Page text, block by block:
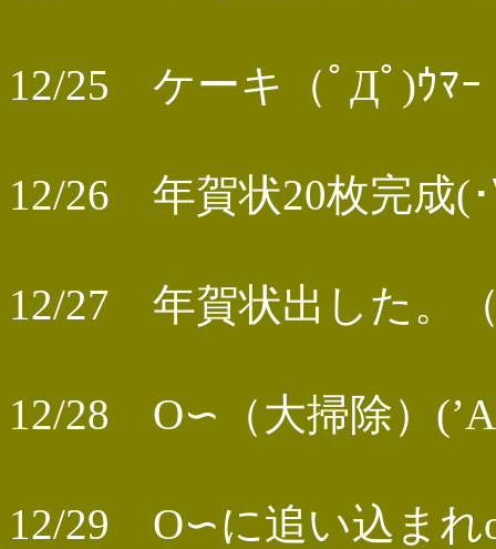
12/25 ケーキ（ﾟДﾟ)ｳﾏｰ
12/26 年賀状20枚完成(
12/27 年賀状出した。
12/28 O∽（大掃除）
12/29 O∽に追い込まれ